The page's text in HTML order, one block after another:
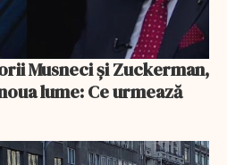
lume: Ce urmează